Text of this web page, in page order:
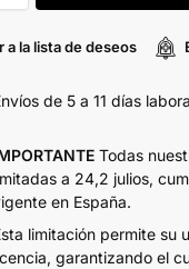
a la lista de deseos
de 5 a 11 días
Todas
a 24,2 julios,
en España.
limitación permite su
garantizando el